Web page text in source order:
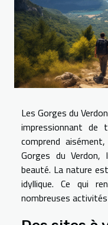
Les Gorges du
impressionnant
comprend
Gorges du
beauté. La nature
idyllique. Ce qui
nombreuses